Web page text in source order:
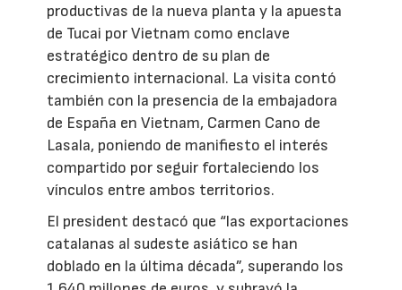
productivas de la nueva planta y la apuesta
de Tucai por Vietnam como enclave
estratégico dentro de su plan de
crecimiento internacional. La visita contó
también con la presencia de la embajadora
de España en Vietnam, Carmen Cano de
Lasala, poniendo de manifiesto el interés
compartido por seguir fortaleciendo los
vínculos entre ambos territorios.
El president destacó que “las exportaciones
catalanas al sudeste asiático se han
doblado en la última década”, superando los